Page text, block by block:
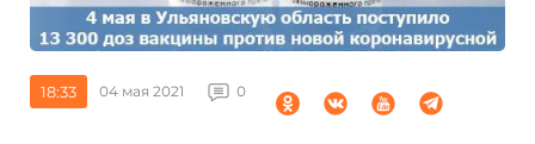
18:33 04 мая 2021 0